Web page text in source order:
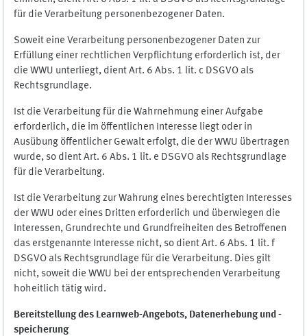
für die Verarbeitung personenbezogener Daten.
Soweit eine Verarbeitung personenbezogener Daten zur
Erfüllung einer rechtlichen Verpflichtung erforderlich ist, der
die WWU unterliegt, dient Art. 6 Abs. 1 lit. c DSGVO als
Rechtsgrundlage.
Ist die Verarbeitung für die Wahrnehmung einer Aufgabe
erforderlich, die im öffentlichen Interesse liegt oder in
Ausübung öffentlicher Gewalt erfolgt, die der WWU übertragen
wurde, so dient Art. 6 Abs. 1 lit. e DSGVO als Rechtsgrundlage
für die Verarbeitung.
Ist die Verarbeitung zur Wahrung eines berechtigten Interesses
der WWU oder eines Dritten erforderlich und überwiegen die
Interessen, Grundrechte und Grundfreiheiten des Betroffenen
das erstgenannte Interesse nicht, so dient Art. 6 Abs. 1 lit. f
DSGVO als Rechtsgrundlage für die Verarbeitung. Dies gilt
nicht, soweit die WWU bei der entsprechenden Verarbeitung
hoheitlich tätig wird.
Bereitstellung des Learnweb-Angebots, Datenerhebung und -
speicherung